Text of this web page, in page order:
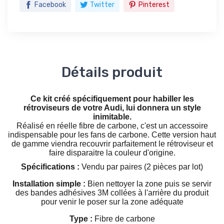
Facebook Twitter Pinterest
Détails produit
Ce kit créé spécifiquement pour habiller les
rétroviseurs de votre Audi, lui donnera un style
inimitable.
Réalisé en réelle fibre de carbone, c'est un accessoire
indispensable pour les fans de carbone. Cette version haut
de gamme viendra recouvrir parfaitement le rétroviseur et
faire disparaitre la couleur d'origine.
Spécifications : Vendu par paires (2 pièces par lot)
Installation simple : Bien nettoyer la zone puis se servir
des bandes adhésives 3M collées à l'arrière du produit
pour venir le poser sur la zone adéquate
Type : Fibre de carbone